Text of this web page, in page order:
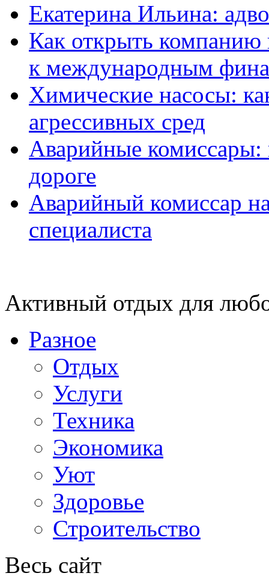
Екатерина Ильина:
Как открыть компанию
к международным
Химические насосы:
агрессивных сред
Аварийные
дороге
Аварийный комиссар
специалиста
Активный отдых для
Разное
Отдых
Услуги
Техника
Экономика
Уют
Здоровье
Строительство
Весь сайт